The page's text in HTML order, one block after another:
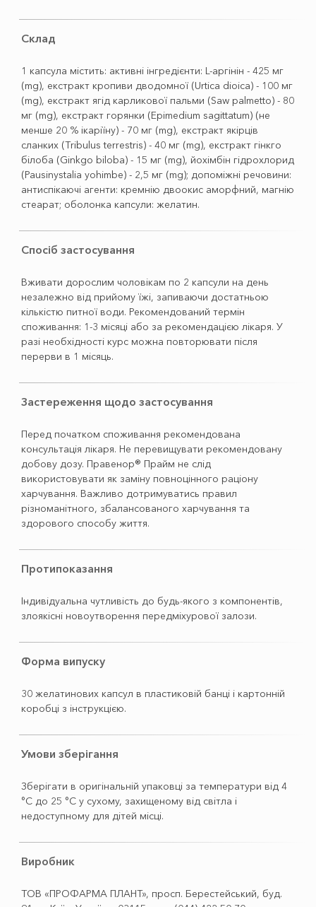
Склад
1 капсула містить: активні інгредієнти: L-аргінін - 425 мг
(mg), екстракт кропиви дводомної (Urtica dioica) - 100 мг
(mg), екстракт ягід карликової пальми (Saw palmetto) - 80
мг (mg), екстракт горянки (Epimedium sagittatum) (не
менше 20 % ікаріїну) - 70 мг (mg), екстракт якірців
сланких (Тribulus terrestris) - 40 мг (mg), екстракт гінкго
білоба (Ginkgo biloba) - 15 мг (mg), йохімбін гідрохлорид
(Pausinystalia yohimbe) - 2,5 мг (mg); допоміжні речовини:
антиспікаючі агенти: кремнію двоокис аморфний, магнію
стеарат; оболонка капсули: желатин.
Спосіб застосування
Вживати дорослим чоловікам по 2 капсули на день
незалежно від прийому їжі, запиваючи достатньою
кількістю питної води. Рекомендований термін
споживання: 1-3 місяці або за рекомендацією лікаря. У
разі необхідності курс можна повторювати після
перерви в 1 місяць.
Застереження щодо застосування
Перед початком споживання рекомендована
консультація лікаря. Не перевищувати рекомендовану
добову дозу. Правенор® Прайм не слід
використовувати як заміну повноцінного раціону
харчування. Важливо дотримуватись правил
різноманітного, збалансованого харчування та
здорового способу життя.
Протипоказання
Індивідуальна чутливість до будь-якого з компонентів,
злоякісні новоутворення передміхурової залози.
Форма випуску
30 желатинових капсул в пластиковій банці і картонній
коробці з інструкцією.
Умови зберігання
Зберігати в оригінальній упаковці за температури від 4
°С до 25 °С у сухому, захищеному від світла і
недоступному для дітей місці.
Виробник
ТОВ «ПРОФАРМА ПЛАНТ», просп. Берестейський, буд.